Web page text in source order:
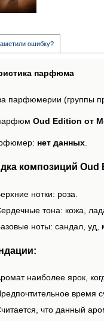
ошибку?
парфюма
парфюмерии (группы
Oud Edition от
нет данных
композиций Oud
нотки: роза.
тона: кожа,
ноты: сандал, уд,
наиболее ярок,
время
что данный